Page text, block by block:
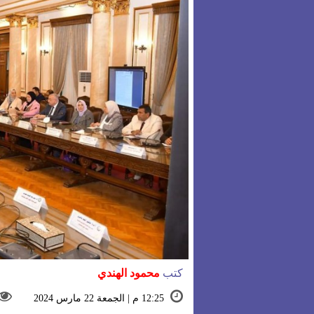
كتب محمود الهندي
12:25 م | الجمعة 22 مارس 2024